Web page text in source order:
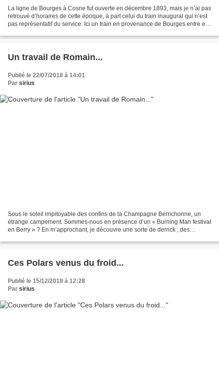
La ligne de Bourges à Cosne fut ouverte en décembre 1893, mais je n’ai pas
retrouvé d’horaires de cette époque, à part celui du train inaugural qui n’est
pas représentatif du service. Ici un train en provenance de Bourges entre en
Un travail de Romain...
Publié le 22/07/2018 à 14:01
Par sirius
Sous le soleil impitoyable des confins de la Champagne Berrichonne, un
étrange campement. Sommes-nous en présence d’un « Burning Man festival
en Berry » ? En m’approchant, je découvre une sorte de derrick ; des
Ces Polars venus du froid...
Publié le 15/12/2018 à 12:28
Par sirius